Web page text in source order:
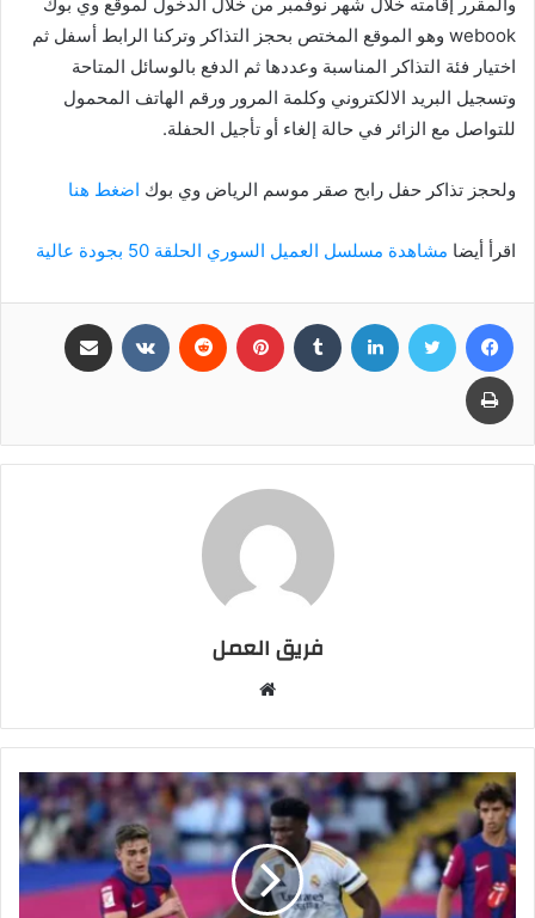
webook وهو الموقع المختص بحجز التذاكر وتركنا الرابط أسفل ثم
اختيار فئة التذاكر المناسبة وعددها ثم الدفع بالوسائل المتاحة
وتسجيل البريد الالكتروني وكلمة المرور ورقم الهاتف المحمول
للتواصل مع الزائر في حالة إلغاء أو تأجيل الحفلة.
ولحجز تذاكر حفل رابح صقر موسم الرياض وي بوك اضغط هنا
اقرأ أيضا مشاهدة مسلسل العميل السوري الحلقة 50 بجودة عالية
فيسبوك تويتر لينكدإن بينتيريست
طباعة
فريق العمل